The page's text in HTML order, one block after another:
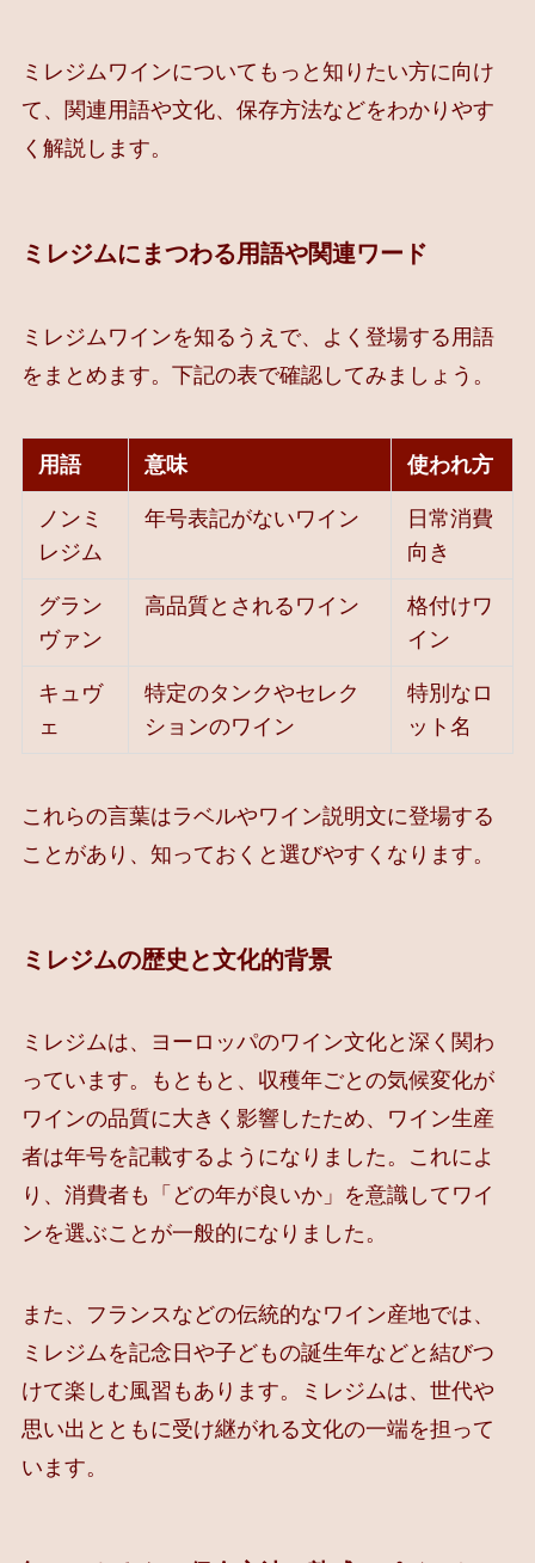
ミレジムワインについてもっと知りたい方に向け
て、関連用語や文化、保存方法などをわかりやす
く解説します。
ミレジムにまつわる用語や関連ワード
ミレジムワインを知るうえで、よく登場する用語
をまとめます。下記の表で確認してみましょう。
用語 意味 使われ方
ノンミ
レジム
年号表記がないワイン
日常消費
向き
グラン
ヴァン
高品質とされるワイン
格付けワ
イン
キュヴ
ェ
特定のタンクやセレク
ションのワイン
特別なロ
ット名
これらの言葉はラベルやワイン説明文に登場する
ことがあり、知っておくと選びやすくなります。
ミレジムの歴史と文化的背景
ミレジムは、ヨーロッパのワイン文化と深く関わ
っています。もともと、収穫年ごとの気候変化が
ワインの品質に大きく影響したため、ワイン生産
者は年号を記載するようになりました。これによ
り、消費者も「どの年が良いか」を意識してワイ
ンを選ぶことが一般的になりました。
また、フランスなどの伝統的なワイン産地では、
ミレジムを記念日や子どもの誕生年などと結びつ
けて楽しむ風習もあります。ミレジムは、世代や
思い出とともに受け継がれる文化の一端を担って
います。